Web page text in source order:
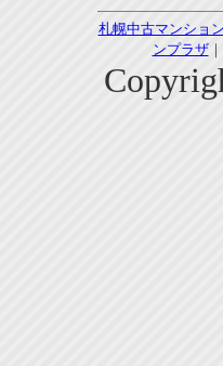
札幌中古マンショ
ンプラザ｜